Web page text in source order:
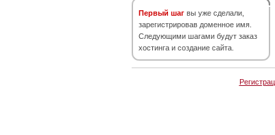
Первый шаг вы уже сделали,
зарегистрировав доменное имя.
Следующими шагами будут заказ
хостинга и создание сайта.